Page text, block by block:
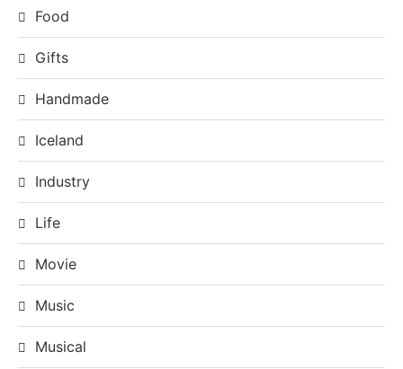
Food
Gifts
Handmade
Iceland
Industry
Life
Movie
Music
Musical